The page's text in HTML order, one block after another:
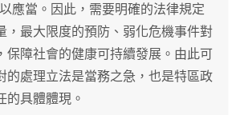
應當。因此，需要明確的法律規定
，最大限度的預防、弱化危機事件對
保障社會的健康可持續發展。由此可
的處理立法是當務之急，也是特區政
的具體體現。